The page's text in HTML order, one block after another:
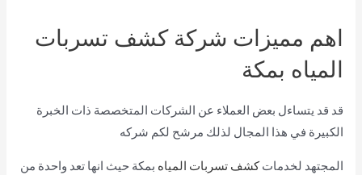
اهم مميزات شركة كشف تسربات
المياه بمكة
قد قد يتساءل بعض العملاء عن الشركات المتخصصة ذات الخبرة
الكبيرة في هذا المجال لذلك مرشح لكم شركه
المجتهد لخدماتكشف تسربات المياه بمكة حيث انها تعد واحدة من